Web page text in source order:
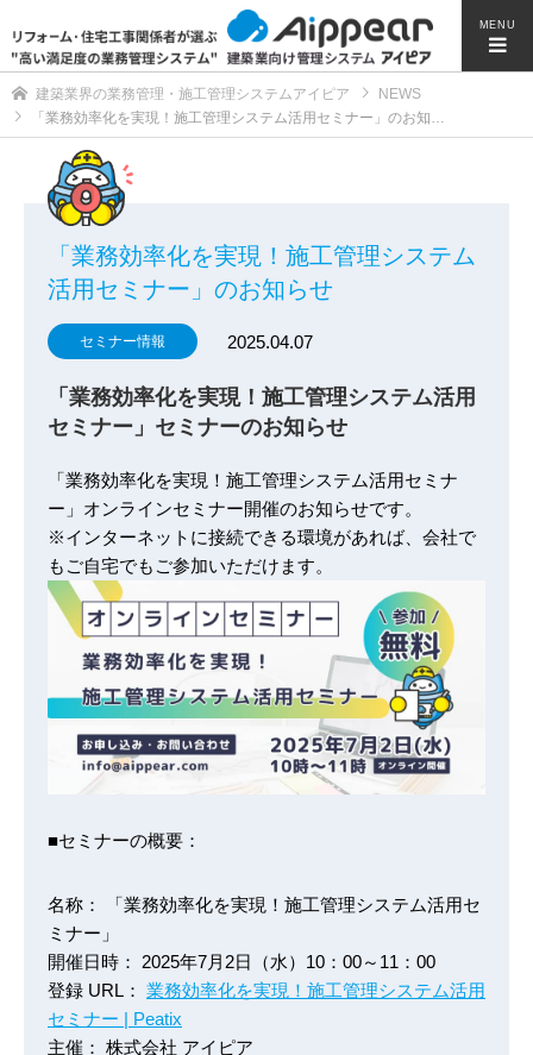
MENU
建築業界の業務管理・施工管理システムアイピア
NEWS
「業務効率化を実現！施工管理システム活用セミナー」のお知…
「業務効率化を実現！施工管理システム
活用セミナー」のお知らせ
セミナー情報 2025.04.07
「業務効率化を実現！施工管理システム活用
セミナー」セミナーのお知らせ
「業務効率化を実現！施工管理システム活用セミナ
ー」オンラインセミナー開催のお知らせです。
※インターネットに接続できる環境があれば、会社で
もご自宅でもご参加いただけます。
■セミナーの概要：
名称： 「業務効率化を実現！施工管理システム活用セ
ミナー」
開催日時： 2025年7月2日（水）10：00～11：00
登録 URL： 業務効率化を実現！施工管理システム活用
セミナー | Peatix
主催： 株式会社 アイピア